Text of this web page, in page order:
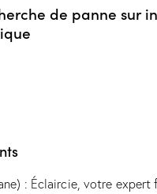
de panne sur
: Éclaircie, votre expert